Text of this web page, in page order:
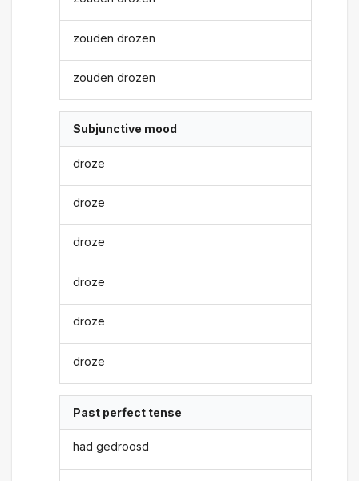
zouden drozen
zouden drozen
Subjunctive mood
droze
droze
droze
droze
droze
droze
Past perfect tense
had gedroosd